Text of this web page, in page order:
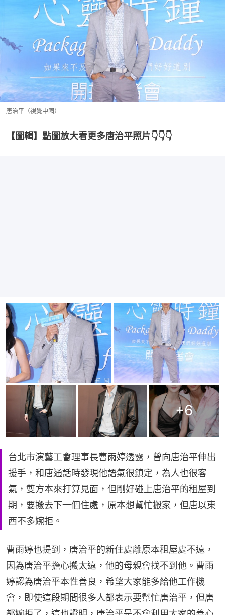
唐治平（視覺中國）
【圖輯】點圖放大看更多唐治平照片👇👇👇
+6
台北市演藝工會理事長曹雨婷透露，曾向唐治平伸出
援手，和唐通話時發現他語氣很鎮定，為人也很客
氣，雙方本來打算見面，但剛好碰上唐治平的租屋到
期，要搬去下一個住處，原本想幫忙搬家，但唐以東
西不多婉拒。
曹雨婷也提到，唐治平的新住處離原本租屋處不遠，
因為唐治平擔心搬太遠，他的母親會找不到他。曹雨
婷認為唐治平本性善良，希望大家能多給他工作機
會，即使這段期間很多人都表示要幫忙唐治平，但唐